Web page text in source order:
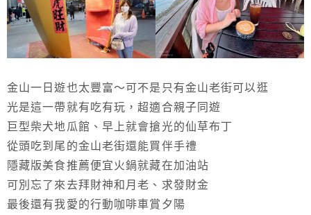
金山一日遊也太豐富～可不是只有金山老街可以逛
光是這一帶就有吃有玩，超適合親子同遊
巨型柴犬地瓜館、早上就會搶光的仙草布丁
從頭吃到尾的金山老街還能買伴手禮
隱藏版美食推薦便宜火鍋就藏在加油站
可別忘了來去拜財神和月老、求發財金
最後還有我愛的行動咖啡車賞夕陽